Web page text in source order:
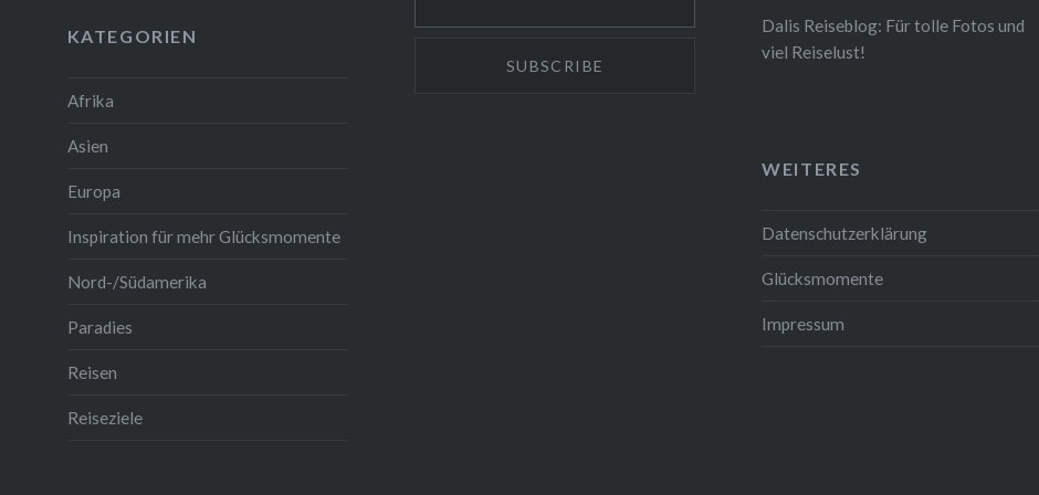
Dalis Reiseblog: Für tolle Fotos und
viel Reiselust!
KATEGORIEN
Afrika
Asien
Europa
Inspiration für mehr Glücksmomente
Nord-/Südamerika
Paradies
Reisen
Reiseziele
WEITERES
Datenschutzerklärung
Glücksmomente
Impressum